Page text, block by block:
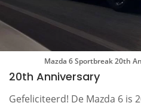
Mazda 6 Sportbreak 20th
20th Anniversary
Gefeliciteerd! De Mazda 6 is